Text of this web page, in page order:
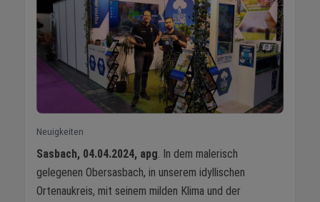
Neuigkeiten
Sasbach, 04.04.2024, apg. In dem malerisch
gelegenen Obersasbach, in unserem idyllischen
Ortenaukreis, mit seinem milden Klima und der